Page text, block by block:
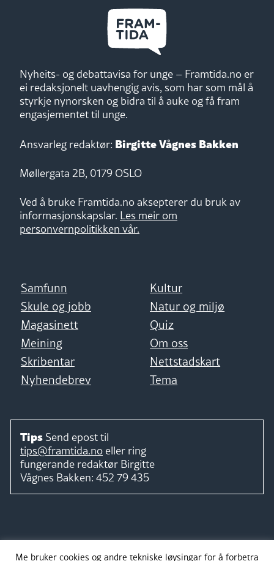
Nyheits- og debattavisa for unge – Framtida.no er
ei redaksjonelt uavhengig avis, som har som mål å
styrkje nynorsken og bidra til å auke og få fram
engasjementet til unge.
Ansvarleg redaktør: Birgitte Vågnes Bakken
Møllergata 2B, 0179 OSLO
Ved å bruke Framtida.no aksepterer du bruk av
informasjonskapslar. Les meir om
personvernpolitikken vår.
Samfunn
Kultur
Skule og jobb
Natur og miljø
Magasinett
Quiz
Meining
Om oss
Skribentar
Nettstadskart
Nyhendebrev
Tema
Tips Send epost til
tips@framtida.no eller ring
fungerande redaktør Birgitte
Vågnes Bakken: 452 79 435
Me bruker cookies og andre tekniske løysingar for å forbetra